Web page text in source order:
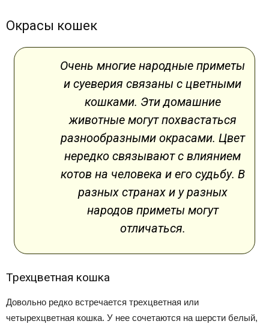
Окрасы кошек
Очень многие народные приметы
и суеверия связаны с цветными
кошками. Эти домашние
животные могут похвастаться
разнообразными окрасами. Цвет
нередко связывают с влиянием
котов на человека и его судьбу. В
разных странах и у разных
народов приметы могут
отличаться.
Трехцветная кошка
Довольно редко встречается трехцветная или
четырехцветная кошка. У нее сочетаются на шерсти белый,